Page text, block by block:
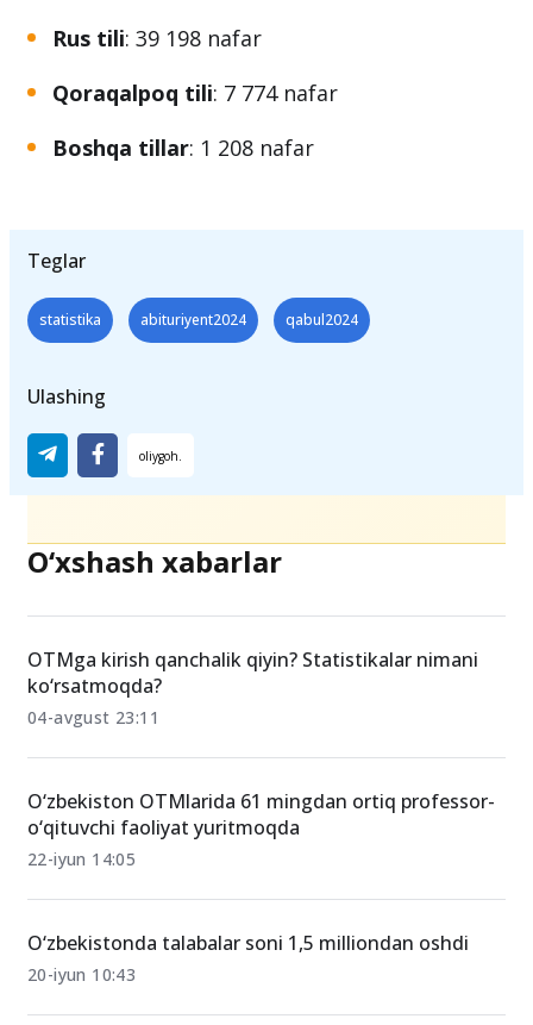
Rus tili: 39 198 nafar
Qoraqalpoq tili: 7 774 nafar
Boshqa tillar: 1 208 nafar
Teglar
statistika abituriyent2024 qabul2024
Ulashing
O‘xshash xabarlar
OTMga kirish qanchalik qiyin? Statistikalar nimani
ko‘rsatmoqda?
04-avgust 23:11
O‘zbekiston OTMlarida 61 mingdan ortiq professor-
o‘qituvchi faoliyat yuritmoqda
22-iyun 14:05
O‘zbekistonda talabalar soni 1,5 milliondan oshdi
20-iyun 10:43